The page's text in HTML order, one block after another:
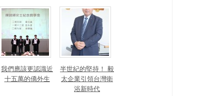
我們應該更認識近
十五萬的僑外生
半世紀的堅持！ 毅
太企業引領台灣衛
浴新時代